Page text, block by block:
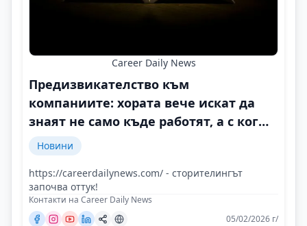
Career Daily News
Предизвикателство към
компаниите: хората вече искат да
знаят не само къде работят, а с кого
и защо
Новини
https://careerdailynews.com/ - сторителингът
започва оттук!
Контакти на Career Daily News
05/02/2026 г/